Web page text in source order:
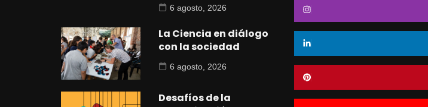
6 agosto, 2026
La Ciencia en diálogo
con la sociedad
6 agosto, 2026
Desafíos de la